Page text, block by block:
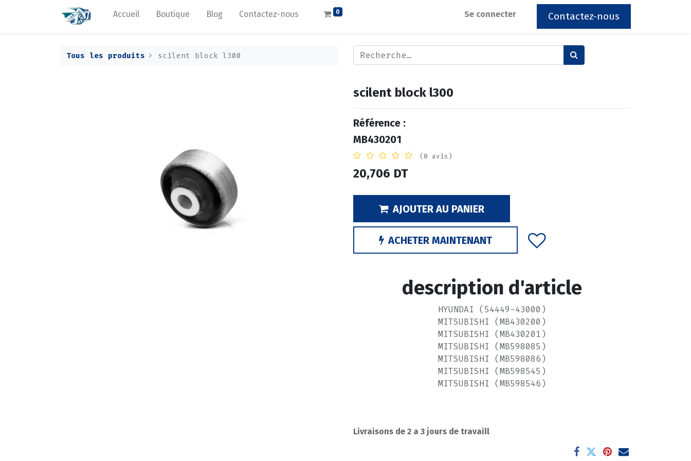
Accueil Boutique Blog Contactez-nous 0 Se connecter Contactez-nous
Tous les produits scilent block l300
scilent block l300
Référence :
MB430201
(0 avis)
20,706 DT
AJOUTER AU PANIER
ACHETER MAINTENANT
description d'article
HYUNDAI (54449-43000)
MITSUBISHI (MB430200)
MITSUBISHI (MB430201)
MITSUBISHI (MB598085)
MITSUBISHI (MB598086)
MITSUBISHI (MB598545)
MITSUBISHI (MB598546)
Livraisons de 2 a 3 jours de travaill